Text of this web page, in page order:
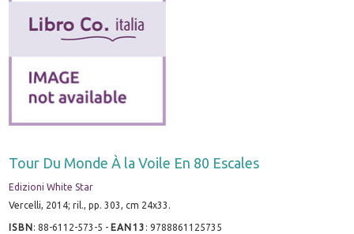
Tour Du Monde À la Voile En 80 Escales
Edizioni White Star
Vercelli, 2014; ril., pp. 303, cm 24x33.
ISBN:88-6112-573-5 - EAN13 :9788861125735